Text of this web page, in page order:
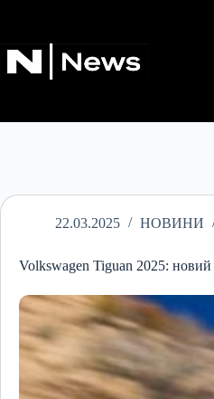
22.03.2025 НОВИНИ
Volkswagen Tiguan 2025: новий